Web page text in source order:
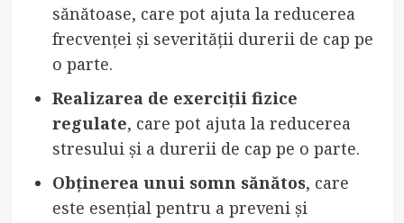
sănătoase, care pot ajuta la reducerea
frecvenței și severității durerii de cap pe
o parte.
Realizarea de exerciții fizice
regulate, care pot ajuta la reducerea
stresului și a durerii de cap pe o parte.
Obținerea unui somn sănătos, care
este esențial pentru a preveni și